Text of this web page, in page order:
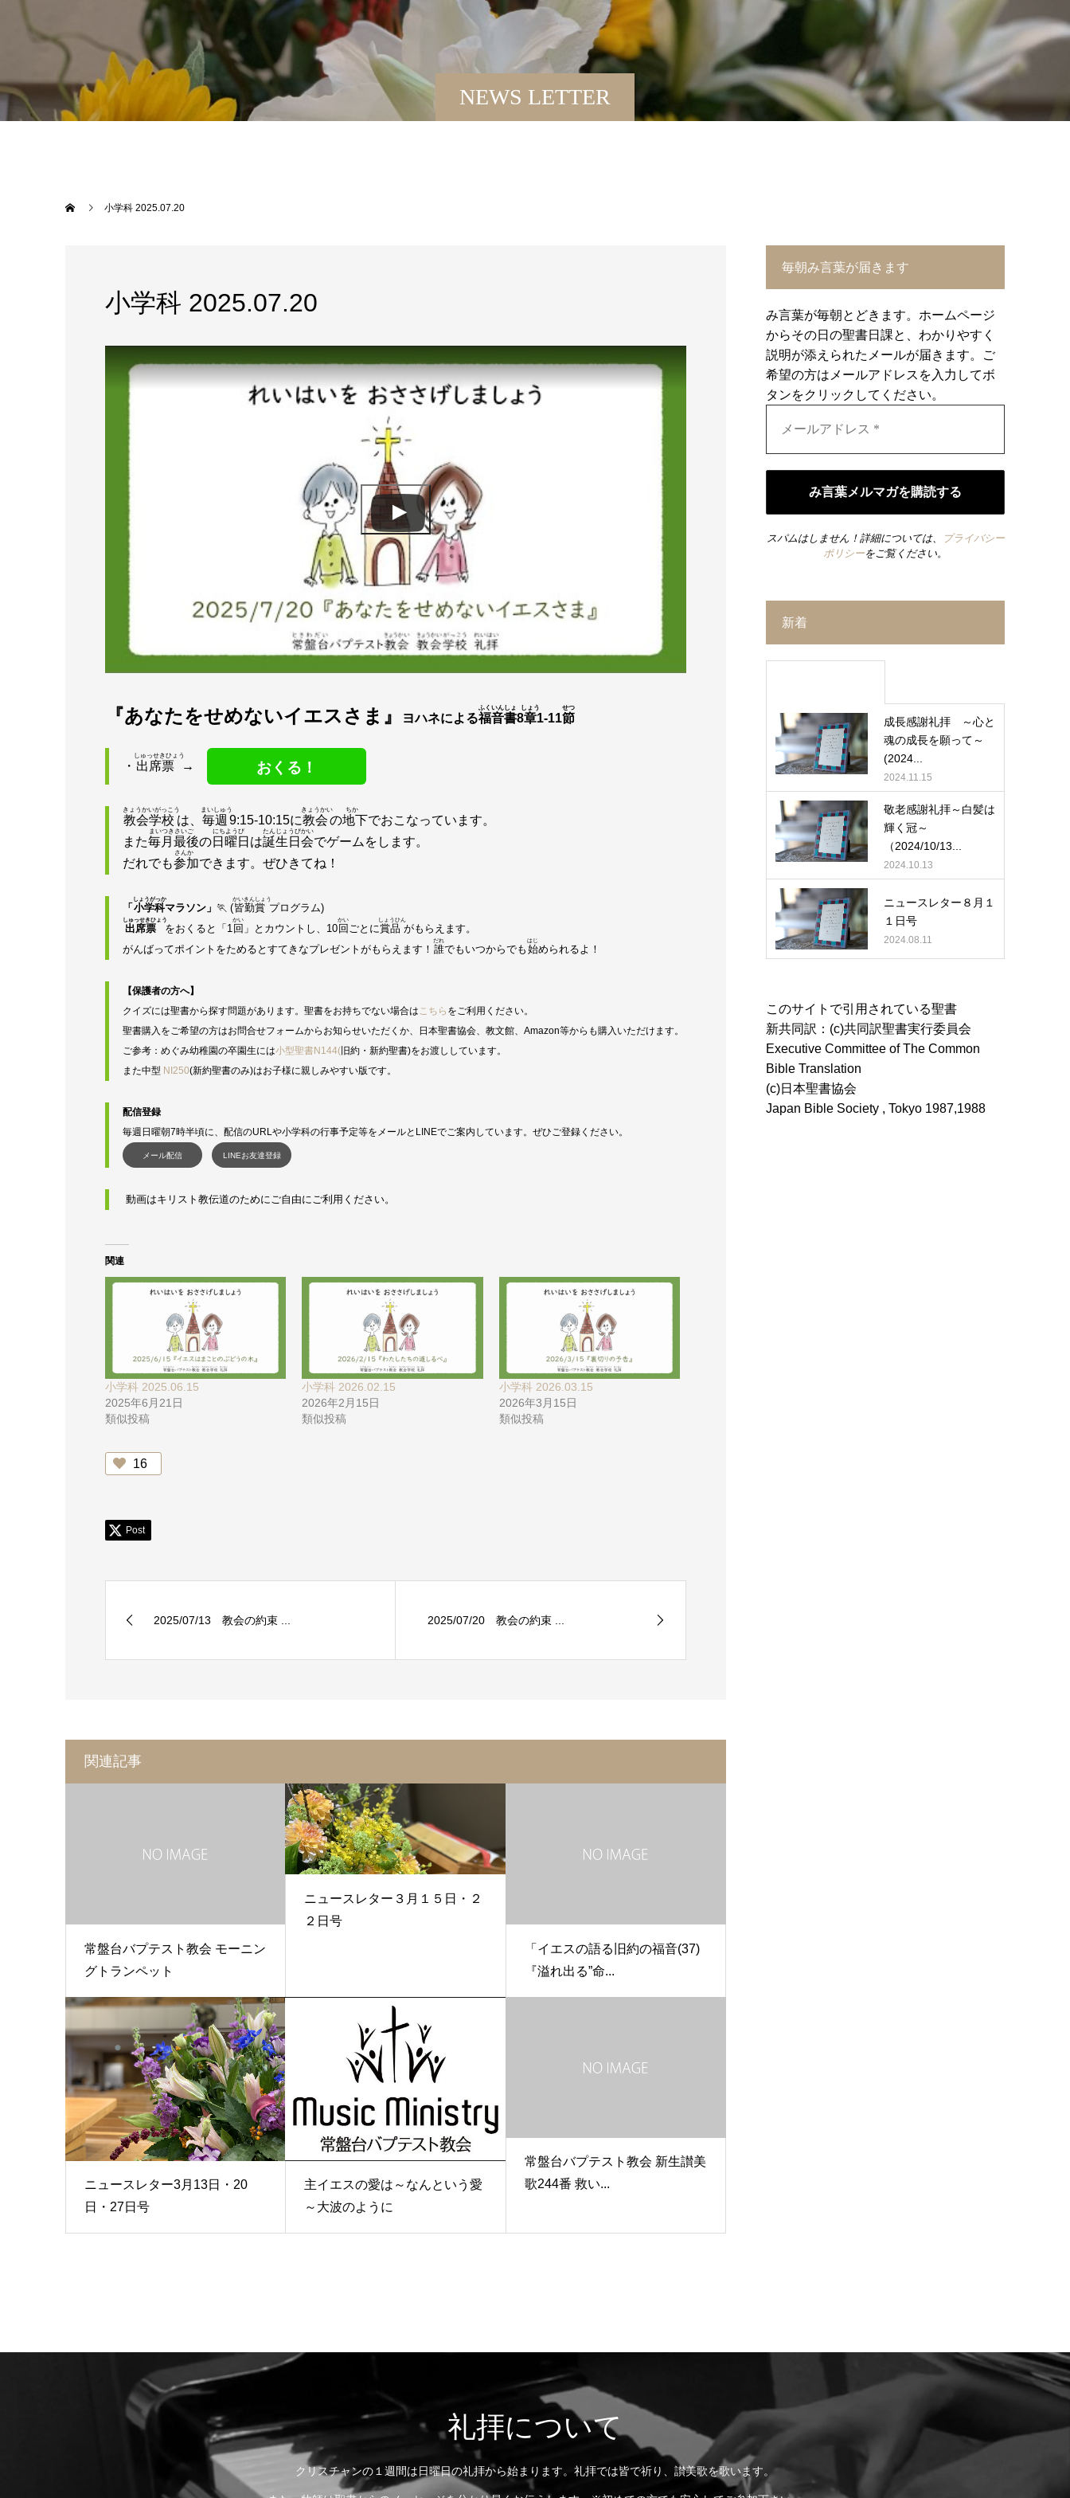
NEWS LETTER
小学科 2025.07.20
小学科 2025.07.20
『あなたをせめないイエスさま』 ヨハネによる福音書
ふくいんしょ
8章
しょう
1-11節
せつ
・ 出席票
しゅっせきひょう
→ おくる！
教会学校
きょうかいがっこう
は、 毎週
まいしゅう
9:15-10:15に教会
きょうかい
の地下
ちか
でおこなっています。
また毎月最後
まいつきさいご
の日曜日
にちようび
は誕生日会
たんじょうびかい
でゲームをします。
だれでも参加
さんか
「 小学科
しょうがっか
マラソン」 🏃 (皆勤賞
かいきんしょう
プログラム)
出席票
しゅっせきひょう
をおくると「1 回
かい
」とカウントし、 10 回
かい
ごとに賞品
しょうひん
がんばってポイントをためるとすてきなプレゼントがもらえます！ 誰
だれ
でもいつからでも 始
はじ
められるよ！
【保護者の方へ】
クイズには聖書から探す問題があります。聖書をお持ちでない場合はこちら をご利用ください。
聖書購入をご希望の方はお問合せフォームからお知らせいただくか、日本聖書協会、教文館、Amazon等からも購入いただけます。
ご参考：めぐみ幼稚園の卒園生には小型聖書N144( 旧約・新約聖書)をお渡ししています。
また中型 NI250(新約聖書のみ)はお子様に親しみやすい版です。
配信登録
毎週日曜朝7時半頃に、配信のURLや小学科の行事予定等をメールとLINEでご案内しています。ぜひご登録ください。
メール配信 LINEお友達登録
動画はキリスト教伝道のためにご自由にご利用ください。
関連
小学科 2025.06.15
2025年6月21日
類似投稿
小学科 2026.02.15
2026年2月15日
類似投稿
小学科 2026.03.15
2026年3月15日
類似投稿
16
Post
2025/07/13 教会の約束 ... 2025/07/20 教会の約束 ...
関連記事
常盤台バプテスト教会 モーニン
グトランペット
ニュースレター３月１５日・２
２日号
「イエスの語る旧約の福音(37)
『溢れ出る”命...
ニュースレター3月13日・20
日・27日号
主イエスの愛は～なんという愛
～大波のように
常盤台バプテスト教会 新生讃美
歌244番 救い...
毎朝み言葉が届きます
み言葉が毎朝とどきます。ホームページ
からその日の聖書日課と、わかりやすく
説明が添えられたメールが届きます。ご
希望の方はメールアドレスを入力してボ
タンをクリックしてください。
スパムはしません！詳細については、
プライバシー
ポリシーをご覧ください。
新着
成長感謝礼拝 ～心と
魂の成長を願って～
(2024...
2024.11.15
敬老感謝礼拝～白髪は
輝く冠～
（2024/10/13...
2024.10.13
ニュースレター８月１
１日号
2024.08.11
このサイトで引用されている聖書
新共同訳：(c)共同訳聖書実行委員会
Executive Committee of The Common
Bible Translation
(c)日本聖書協会
Japan Bible Society , Tokyo 1987,1988
礼拝について
クリスチャンの１週間は日曜日の礼拝から始まります。礼拝では皆で祈り、讃美歌を歌います。